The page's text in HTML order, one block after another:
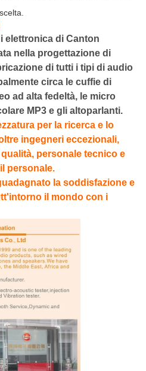
elettronica di Canton
nella progettazione di
di tutti i tipi di audio
circa le cuffie di
ad alta fedeltà, le micro
MP3 e gli altoparlanti.
per la ricerca e lo
ingegneri eccezionali,
personale tecnico e
personale.
la soddisfazione e
il mondo con i